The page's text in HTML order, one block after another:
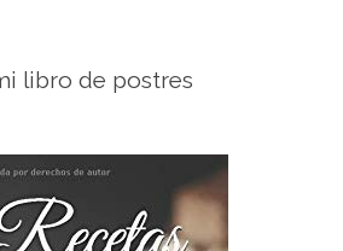
libro de postres